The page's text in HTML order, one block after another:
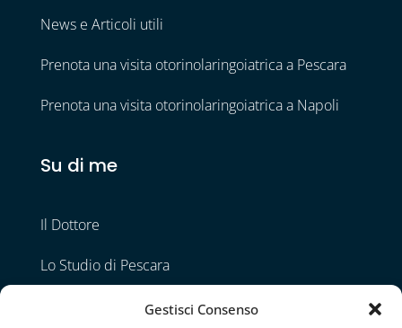
Gestisci Consenso
News e Articoli utili
Prenota una visita otorinolaringoiatrica a Pescara
Prenota una visita otorinolaringoiatrica a Napoli
Su di me
Il Dottore
Lo Studio di Pescara
Lo Studio di Napoli